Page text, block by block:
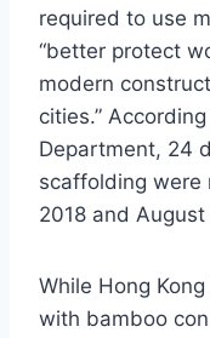
required to use
“better protect
modern
cities.”
Department, 24
scaffolding were
2018 and
While Hong
with bamboo